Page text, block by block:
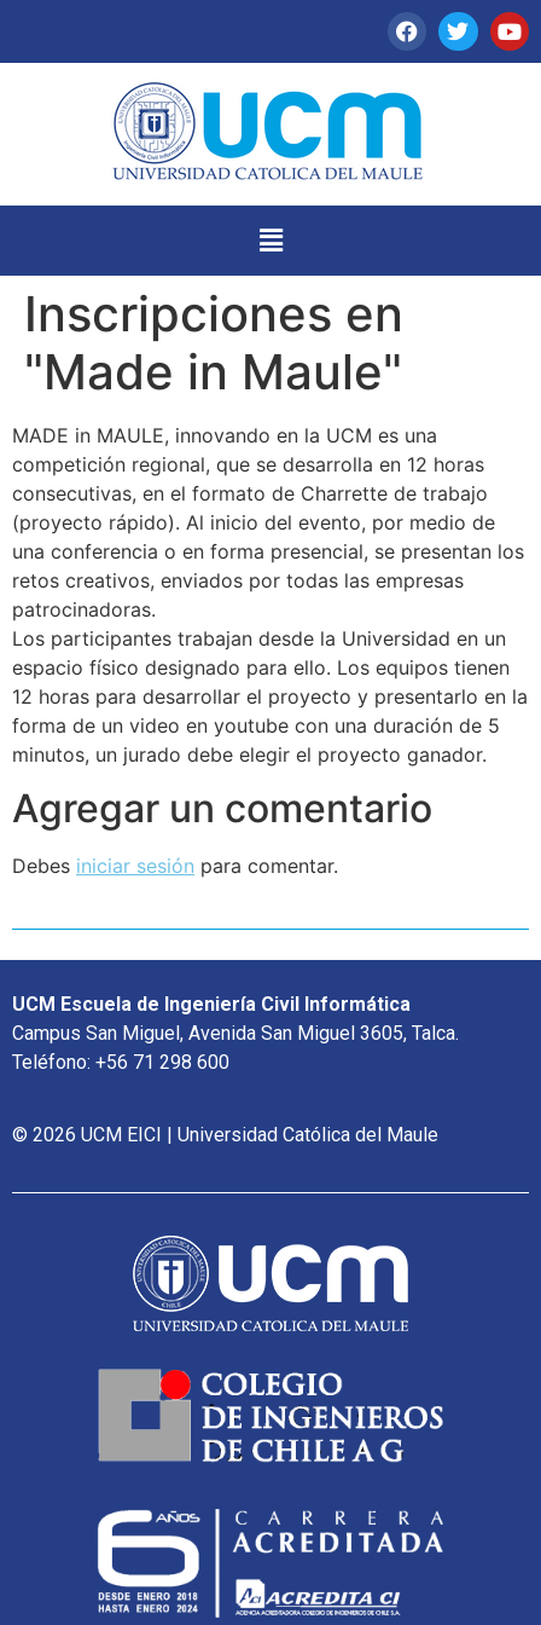
Inscripciones en
"Made in Maule"
MADE in MAULE, innovando en la UCM es una
competición regional, que se desarrolla en 12 horas
consecutivas, en el formato de Charrette de trabajo
(proyecto rápido). Al inicio del evento, por medio de
una conferencia o en forma presencial, se presentan los
retos creativos, enviados por todas las empresas
patrocinadoras.
Los participantes trabajan desde la Universidad en un
espacio físico designado para ello. Los equipos tienen
12 horas para desarrollar el proyecto y presentarlo en la
forma de un video en youtube con una duración de 5
minutos, un jurado debe elegir el proyecto ganador.
Agregar un comentario
Debes iniciar sesión para comentar.
UCM Escuela de Ingeniería Civil Informática
Campus San Miguel, Avenida San Miguel 3605, Talca.
Teléfono: +56 71 298 600
© 2026 UCM EICI | Universidad Católica del Maule